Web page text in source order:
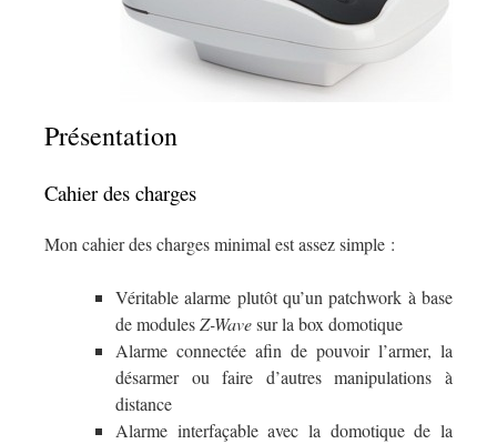
Présentation
Cahier des charges
Mon cahier des charges minimal est assez simple :
Véritable alarme plutôt qu’un patchwork à base
de modulesZ-Wavesur la box domotique
Alarme connectée afin de pouvoir l’armer, la
désarmer ou faire d’autres manipulations à
distance
Alarme interfaçable avec la domotique de la